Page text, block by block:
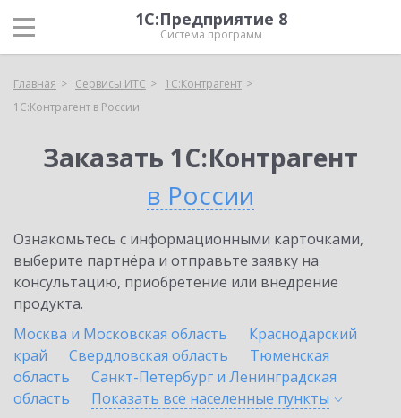
1С:Предприятие 8
Система программ
Главная Сервисы ИТС
1С:Контрагент
1С:Контрагент в России
Заказать 1С:Контрагент
в России
Ознакомьтесь с информационными карточками,
выберите партнёра и отправьте заявку на
консультацию, приобретение или внедрение
продукта.
Москва и Московская область
Краснодарский
край
Свердловская область
Тюменская
область
Санкт-Петербург и Ленинградская
область
Показать все населенные пункты